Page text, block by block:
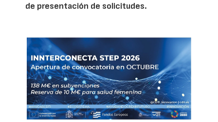
de presentación de solicitudes.